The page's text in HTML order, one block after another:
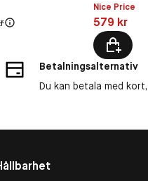
Nice Price
Pris: 579 kr
579 kr
Betalningsalternativ
Du kan betala med